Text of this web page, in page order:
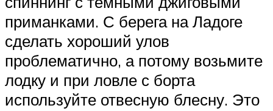
приманками. С берега на Ладоге
сделать хороший улов
проблематично, а потому возьмите
лодку и при ловле с борта
используйте отвесную блесну. Это